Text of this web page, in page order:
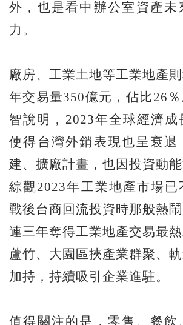
外，也是看中辦公室資產未
力。
廠房、工業土地等工業地產
年交易量350億元，佔比26
智說明，2023年全球經濟成
使得台灣外銷表現也呈衰退
建、擴廠計畫，也因投資動能
綜觀2023年工業地產市場已
戰後台商回流投資時那般熱
連三年奪得工業地產交易最熱
蘆竹、大園區挾產業群聚、
加持，持續吸引企業進駐。
值得關注的是，零售、餐飲